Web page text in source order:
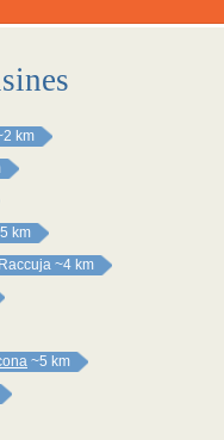
km
km
~4 km
~5 km